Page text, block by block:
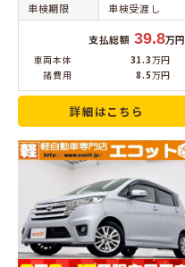
車検期限
車検受渡し
支払総額 39.8万円
車両本体 31.3万円
諸費用
8.5万円
詳細はこちら